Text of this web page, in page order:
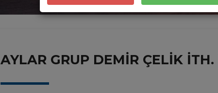
AYLAR GRUP DEMIR ÇELIK İTH.